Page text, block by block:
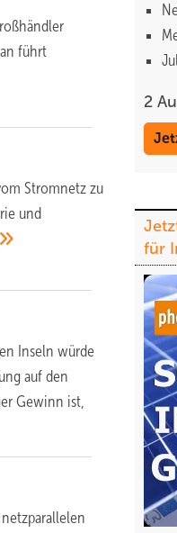
führt
Stromnetz zu
und
Inseln würde
auf den
Gewinn ist,
2
für